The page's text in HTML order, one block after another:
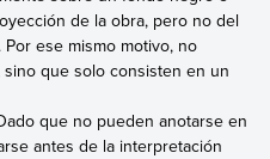
de la obra, pero no del
ese mismo motivo, no
que solo consisten en un
que no pueden anotarse en
antes de la interpretación